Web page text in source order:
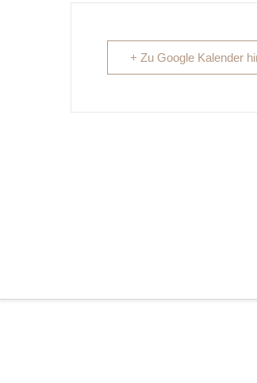
+ Zu Google Kalender